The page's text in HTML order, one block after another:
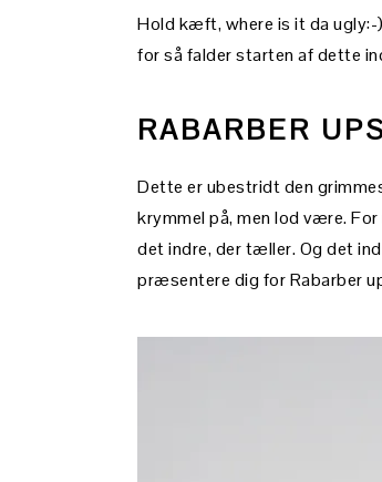
Hold kæft, where is it da ugly:-)
for så falder starten af dette
RABARBER
Dette er ubestridt den
krymmel på, men lod være.
det indre, der tæller. Og det
præsentere dig for Rabarber